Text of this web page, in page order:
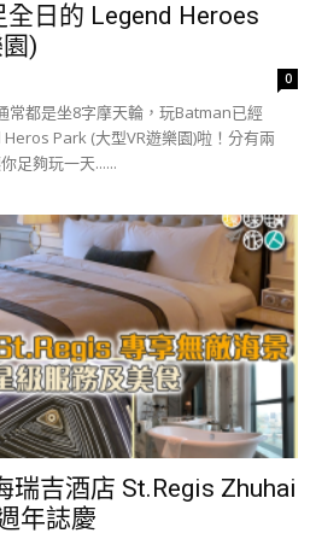
日的 Legend Heroes
)
0
常都是坐8字摩天輪，玩Batman已經
Park (大型VR遊樂園)啦！分有兩
足夠玩一天......
瑞吉酒店 St.Regis Zhuhai
年誌慶